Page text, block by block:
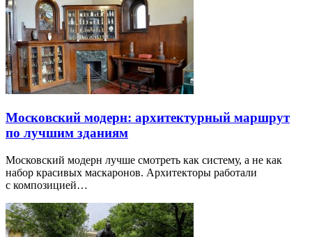
Московский модерн: архитектурный маршрут
по лучшим зданиям
Московский модерн лучше смотреть как систему, а не как
набор красивых маскаронов. Архитекторы работали
с композицией…